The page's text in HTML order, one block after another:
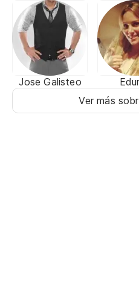
Jose Galisteo
Ver más